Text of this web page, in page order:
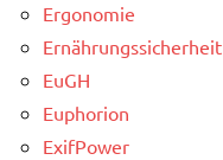
Ergonomie
Ernährungssicherheit
EuGH
Euphorion
ExifPower